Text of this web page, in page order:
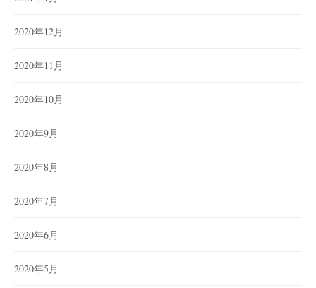
2020年12月
2020年11月
2020年10月
2020年9月
2020年8月
2020年7月
2020年6月
2020年5月